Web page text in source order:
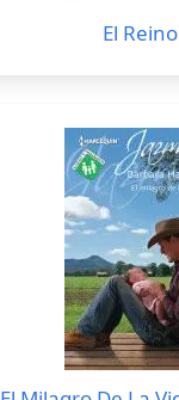
El Reino